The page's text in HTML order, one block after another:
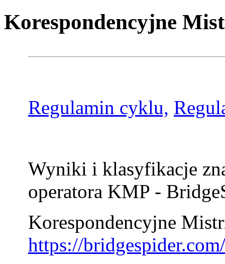
Korespondencyjne
Regulamin cyklu,
Wyniki i klasyfikacje
operatora KMP -
Korespondencyjne
https://